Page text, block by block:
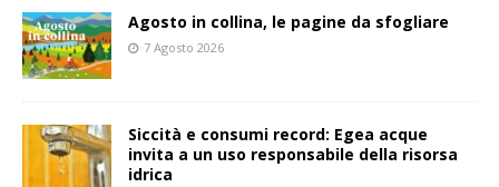
Agosto in collina, le pagine da sfogliare
7 Agosto 2026
Siccità e consumi record: Egea acque
invita a un uso responsabile della risorsa
idrica